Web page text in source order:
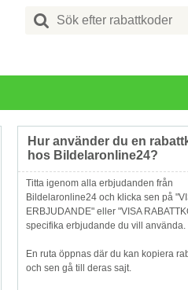
Search
for:
Hur använder du en
hos Bildelaronline24?
Titta igenom alla erbjudanden från
Bildelaronline24 och klicka sen på
ERBJUDANDE" eller "VISA
specifika erbjudande du vill använda.
En ruta öppnas där du kan kopiera
och sen gå till deras sajt.